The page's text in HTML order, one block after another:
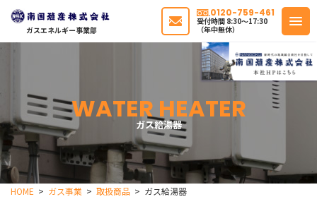
ガスエネルギー事業部
0120-759-461
受付時間 8:30〜17:30
（年中無休）
WATER HEATER
ガス給湯器
HOME ガス事業 取扱商品 ガス給湯器